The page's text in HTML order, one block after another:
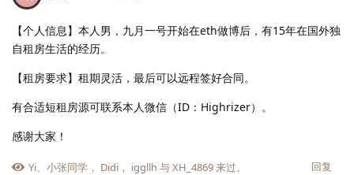
【个人信息】本人男，九月一号开始在eth做博后，有15年在国外独
自租房生活的经历。
【租房要求】租期灵活，最后可以远程签好合同。
有合适短租房源可联系本人微信（ID：Highrizer）。
感谢大家！
回复
Yi、 小张同学 ， Didi ， iggllh 与XH_4869来过。